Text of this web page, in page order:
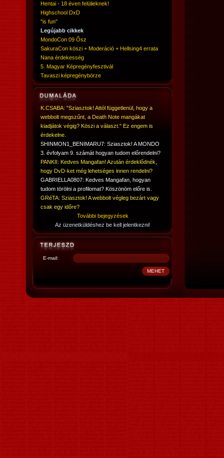
Hentai - 18 éven felülieknek!
Highschool DxD
"is fun"
Legújabb cikkek
MondoCon 09 Ősz
SakuraCon köszi + Moderáció + Hellsing4 errata
Nana érdekesség
5. Magyar Képregényfesztivál
Tavaszi képregénybörze
K.CSABA: "Sziasztok! Attól függetlenül, hogy a
webbolt megszűnt, a Death Note mangákat
kiadjátok végig? Köszi a választ." Ez engem is
érdekelne.
SHINMON1_BENIMARU7: Sziasztok! A MONDO
3. évfolyam 9. számát hogyan tudom előrendelni?
PANKII: Kedves Mangafan! Azután érdeklődnék,
hogy DvD-ket még lehetséges innen rendelni?
GABRIELLA0807: Kedves Mangafan, hogyan
tudom törölni a profilomat? Köszönöm előre is.
GRéTA: Sziasztok! A webbolt végleg bezárt vagy
csak egy időre?
További bejegyzések
Az üzenetküldéshez be kell jelentkezni!
E-mail: